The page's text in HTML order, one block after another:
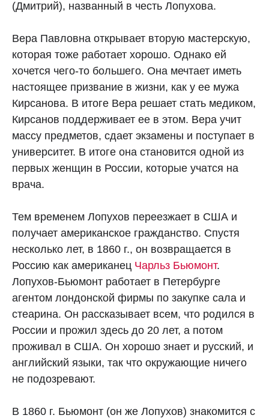
(Дмитрий), названный в честь Лопухова.
Вера Павловна открывает вторую мастерскую,
которая тоже работает хорошо. Однако ей
хочется чего-то большего. Она мечтает иметь
настоящее призвание в жизни, как у ее мужа
Кирсанова. В итоге Вера решает стать медиком,
Кирсанов поддерживает ее в этом. Вера учит
массу предметов, сдает экзамены и поступает в
университет. В итоге она становится одной из
первых женщин в России, которые учатся на
врача.
Тем временем Лопухов переезжает в США и
получает американское гражданство. Спустя
несколько лет, в 1860 г., он возвращается в
Россию как американец Чарльз Бьюмонт.
Лопухов-Бьюмонт работает в Петербурге
агентом лондонской фирмы по закупке сала и
стеарина. Он рассказывает всем, что родился в
России и прожил здесь до 20 лет, а потом
проживал в США. Он хорошо знает и русский, и
английский языки, так что окружающие ничего
не подозревают.
В 1860 г. Бьюмонт (он же Лопухов) знакомится с